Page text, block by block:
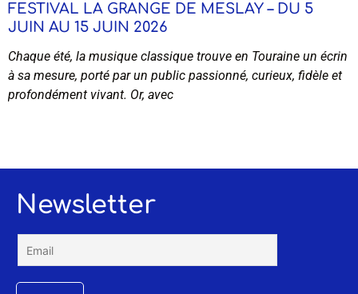
FESTIVAL LA GRANGE DE MESLAY – DU 5
JUIN AU 15 JUIN 2026
Chaque été, la musique classique trouve en Touraine un écrin
à sa mesure, porté par un public passionné, curieux, fidèle et
profondément vivant. Or, avec
Newsletter